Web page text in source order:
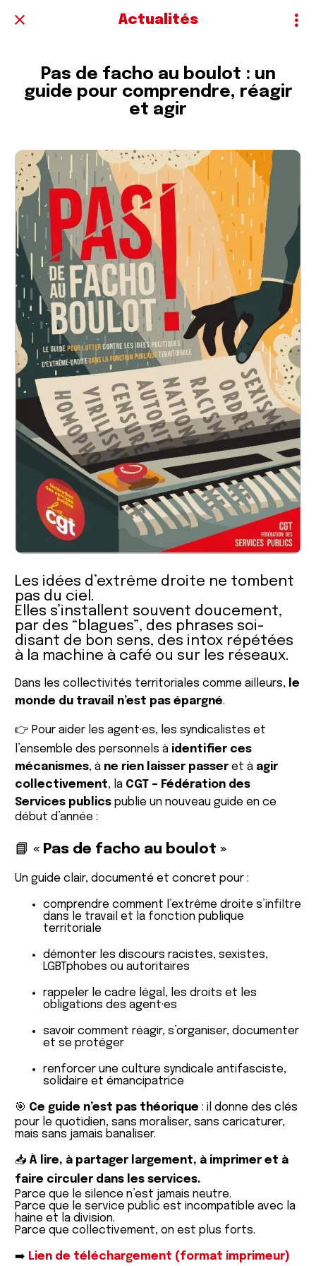
Actualités
Pas de facho au boulot : un
guide pour comprendre, réagir
et agir
Les idées d’extrême droite ne tombent
pas du ciel.
Elles s’installent souvent doucement,
par des “blagues”, des phrases soi-
disant de bon sens, des intox répétées
à la machine à café ou sur les réseaux.
Dans les collectivités territoriales comme ailleurs, le
monde du travail n’est pas épargné.
👉 Pour aider les agent·es, les syndicalistes et
l’ensemble des personnels à identifier ces
mécanismes, à ne rien laisser passer et à agir
collectivement, la CGT – Fédération des
Services publics publie un nouveau guide en ce
début d’année :
📘 « Pas de facho au boulot »
Un guide clair, documenté et concret pour :
comprendre comment l’extrême droite s’infiltre
dans le travail et la fonction publique
territoriale
démonter les discours racistes, sexistes,
LGBTphobes ou autoritaires
rappeler le cadre légal, les droits et les
obligations des agent·es
savoir comment réagir, s’organiser, documenter
et se protéger
renforcer une culture syndicale antifasciste,
solidaire et émancipatrice
🎯 Ce guide n’est pas théorique : il donne des clés
pour le quotidien, sans moraliser, sans caricaturer,
mais sans jamais banaliser.
📥 À lire, à partager largement, à imprimer et à
faire circuler dans les services.
Parce que le silence n’est jamais neutre.
Parce que le service public est incompatible avec la
haine et la division.
Parce que collectivement, on est plus forts.
➡️ Lien de téléchargement (format imprimeur)